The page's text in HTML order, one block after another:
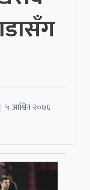
५ आश्विन २०७६